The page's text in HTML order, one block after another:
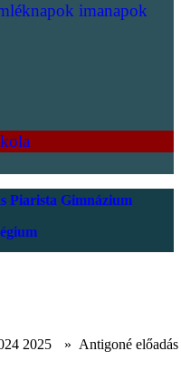
imanapok
Piarista Gimnázium
2025 » Antigoné előadás